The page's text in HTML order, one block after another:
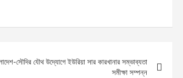
সৌদির যৌথ উদ্যোগে ইউরিয়া সার কারখানার সম্ভাব্যতা
সমীক্ষা সম্পন্ন